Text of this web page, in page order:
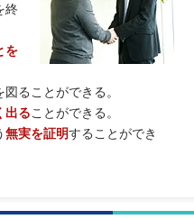
終
を
図ることができる。
出ることができる。
無実を証明することができ